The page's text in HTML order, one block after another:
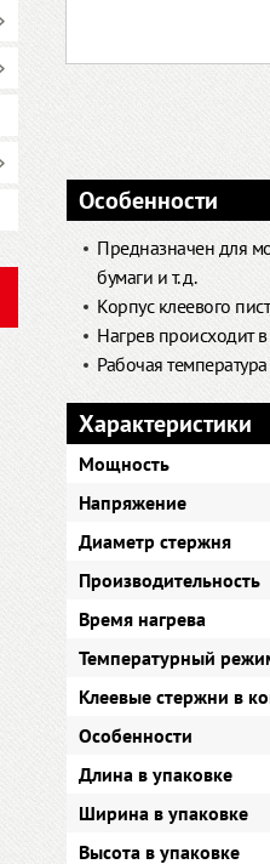
Особенности
Предназначен для
бумаги и т. д.
Корпус клеевого
Нагрев происходит
Рабочая
Характеристики
Мощность
Напряжение
Диаметр стержня
Производительность
Время нагрева
Температурный
Клеевые стержни в
Особенности
Длина в упаковке
Ширина в упаковке
Высота в упаковке